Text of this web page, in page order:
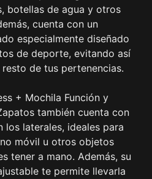
botellas de agua y otros
cuenta con un
especialmente diseñado
de deporte, evitando así
de tus pertenencias.
+ Mochila Función y
también cuenta con
los laterales, ideales para
móvil u otros objetos
tener a mano. Además, su
te permite llevarla